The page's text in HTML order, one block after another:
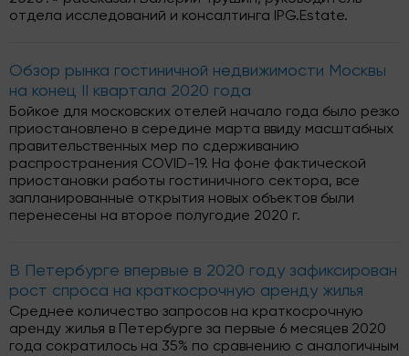
отдела исследований и консалтинга IPG.Estate.
Обзор рынка гостиничной недвижимости Москвы
на конец II квартала 2020 года
Бойкое для московских отелей начало года было резко
приостановлено в середине марта ввиду масштабных
правительственных мер по сдерживанию
распространения COVID-19. На фоне фактической
приостановки работы гостиничного сектора, все
запланированные открытия новых объектов были
перенесены на второе полугодие 2020 г.
В Петербурге впервые в 2020 году зафиксирован
рост спроса на краткосрочную аренду жилья
Среднее количество запросов на краткосрочную
аренду жилья в Петербурге за первые 6 месяцев 2020
года сократилось на 35% по сравнению с аналогичным